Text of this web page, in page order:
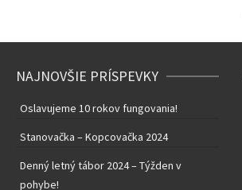
NAJNOVŠIE PRÍSPEVKY
Oslavujeme 10 rokov fungovania!
Stanovačka – Kopcovačka 2024
Denný letný tábor 2024 – Týžden v
pohybe!